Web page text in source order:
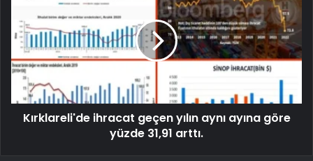
Kırklareli'de ihracat geçen yılın aynı ayına göre
yüzde 31,91 arttı.